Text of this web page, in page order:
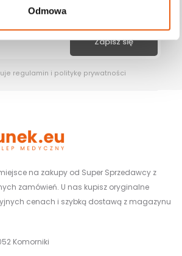
Odmowa
wszystkimi nowościami i promocjami.
regulamin i politykę prywatności
na zakupy od Super Sprzedawcy z
zamówień. U nas kupisz oryginalne
cenach i szybką dostawą z magazynu
Komorniki